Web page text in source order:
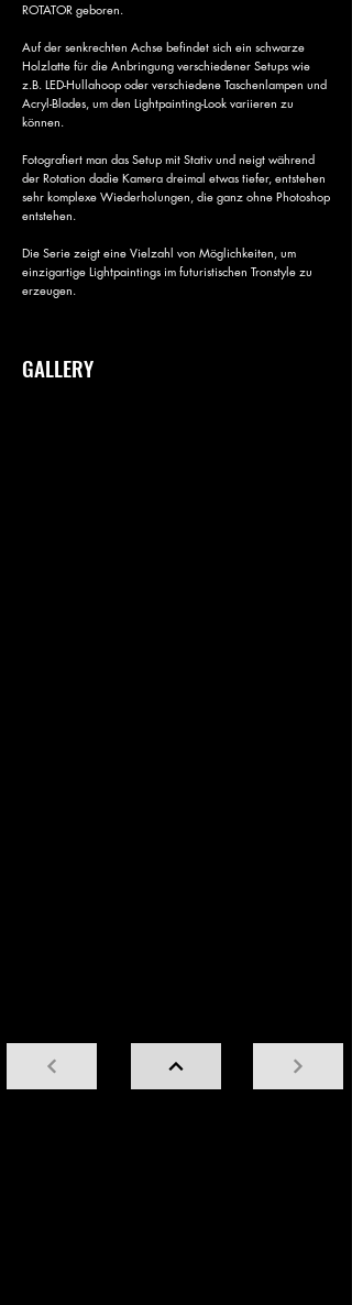
ROTATOR geboren.
Auf der senkrechten Achse befindet sich ein schwarze
Holzlatte für die Anbringung verschiedener Setups wie
z.B. LED-Hullahoop oder verschiedene Taschenlampen und
Acryl-Blades, um den Lightpainting-Look variieren zu
können.
Fotografiert man das Setup mit Stativ und neigt während
der Rotation dadie Kamera dreimal etwas tiefer, entstehen
sehr komplexe Wiederholungen, die ganz ohne Photoshop
entstehen.
Die Serie zeigt eine Vielzahl von Möglichkeiten, um
einzigartige Lightpaintings im futuristischen Tronstyle zu
erzeugen.
GALLERY